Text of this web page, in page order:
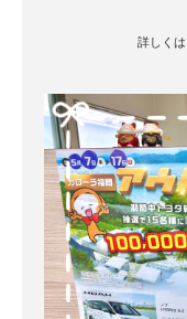
詳しく